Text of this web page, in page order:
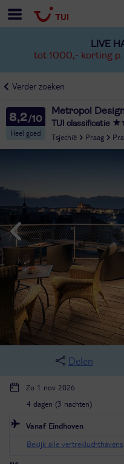
LIVE
tot 1000,- korting p.
Verder zoeken
8,2
Heel goed
Metropol
TUI classificatie
Tsjechië Praag
Delen
Zo 1 nov 2026
4 dagen (3 nachten)
Vanaf Eindhoven
Bekijk alle vertrekluchthavens